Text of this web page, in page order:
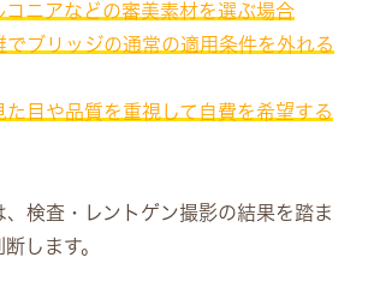
コニアなどの審美素材を選ぶ場合
でブリッジの通常の適用条件を外れる
た目や品質を重視して自費を希望する
検査・レントゲン撮影の結果を踏ま
します。